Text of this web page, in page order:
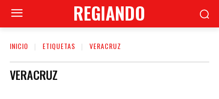
REGIANDO
INICIO ETIQUETAS VERACRUZ
VERACRUZ